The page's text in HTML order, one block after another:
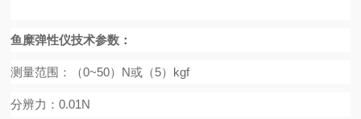
鱼糜弹性仪技术参数：
测量范围：（0~50） N或（5） kgf
分辨力：0.01N